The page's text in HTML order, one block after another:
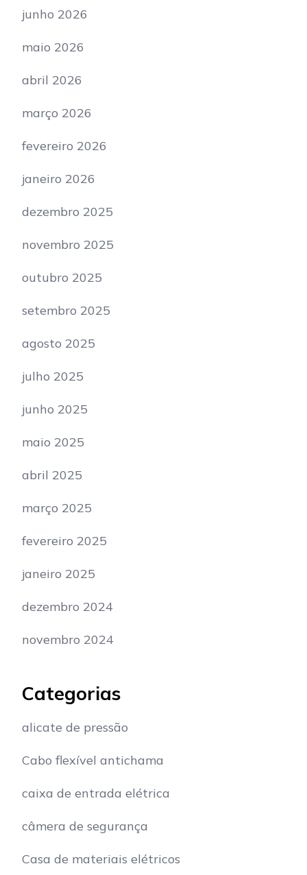
junho 2026
maio 2026
abril 2026
março 2026
fevereiro 2026
janeiro 2026
dezembro 2025
novembro 2025
outubro 2025
setembro 2025
agosto 2025
julho 2025
junho 2025
maio 2025
abril 2025
março 2025
fevereiro 2025
janeiro 2025
dezembro 2024
novembro 2024
Categorias
alicate de pressão
Cabo flexível antichama
caixa de entrada elétrica
câmera de segurança
Casa de materiais elétricos